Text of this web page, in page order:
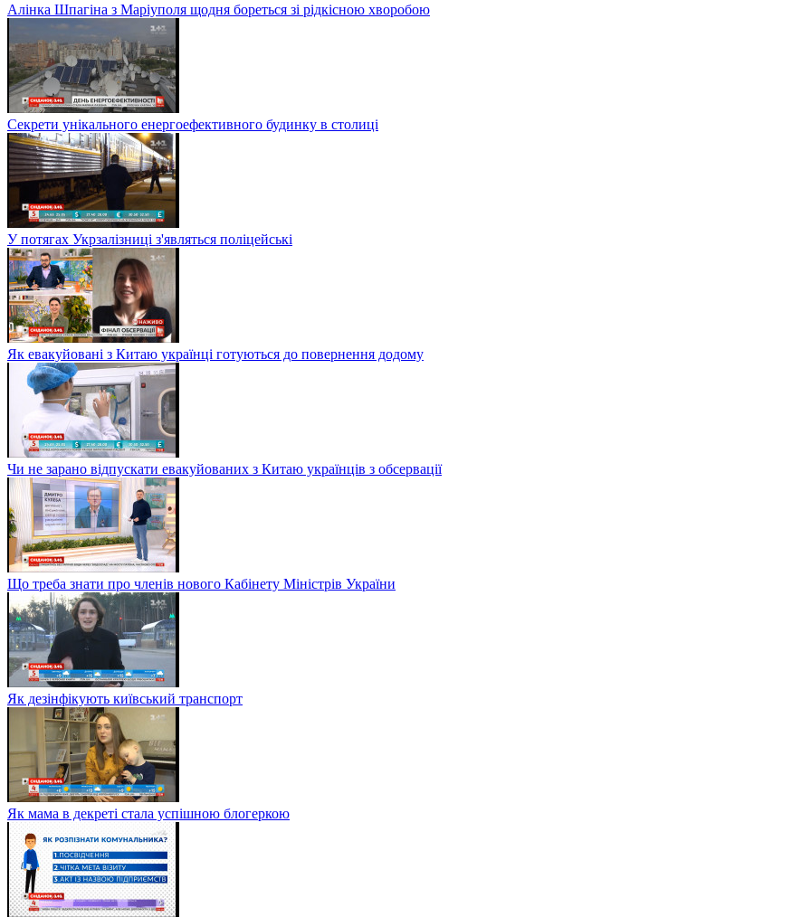
Алінка Шпагіна з Маріуполя щодня бореться зі рідкісною хворобою
Секрети унікального енергоефективного будинку в столиці
У потягах Укрзалізниці з'являться поліцейські
Як евакуйовані з Китаю українці готуються до повернення додому
Чи не зарано відпускати евакуйованих з Китаю українців з обсервації
Що треба знати про членів нового Кабінету Міністрів України
Як дезінфікують київський транспорт
Як мама в декреті стала успішною блогеркою